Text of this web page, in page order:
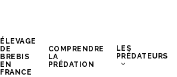
ÉLEVAGE
DE
BREBIS
EN
FRANCE
COMPRENDRE
LA
PRÉDATION
LES
PRÉDATEURS